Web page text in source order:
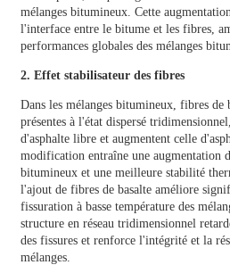
mélanges bitumineux. Cette
l'interface entre le bitume et les fibres,
performances globales des mélanges
2. Effet stabilisateur des fibres
Dans les mélanges bitumineux, fibres de
présentes à l'état dispersé
d'asphalte libre et augmentent celle
modification entraîne une augmentation
bitumineux et une meilleure stabilité
l'ajout de fibres de basalte améliore
fissuration à basse température des
structure en réseau tridimensionnel
des fissures et renforce l'intégrité et la
mélanges.